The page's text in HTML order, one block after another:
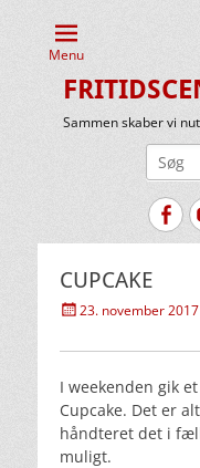
Menu
Sammen skaber vi
CUPCAKE
Udgivet
23. november 2017
I weekenden gik
Cupcake. Det er
håndteret det i
muligt.